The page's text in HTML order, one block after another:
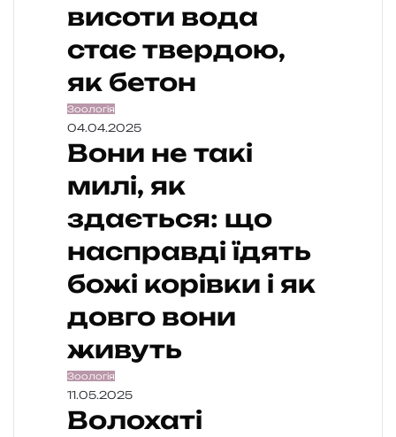
висоти вода
стає твердою,
як бетон
Зоологія
04.04.2025
Вони не такі
милі, як
здається: що
насправді їдять
божі корівки і як
довго вони
живуть
Зоологія
11.05.2025
Волохаті